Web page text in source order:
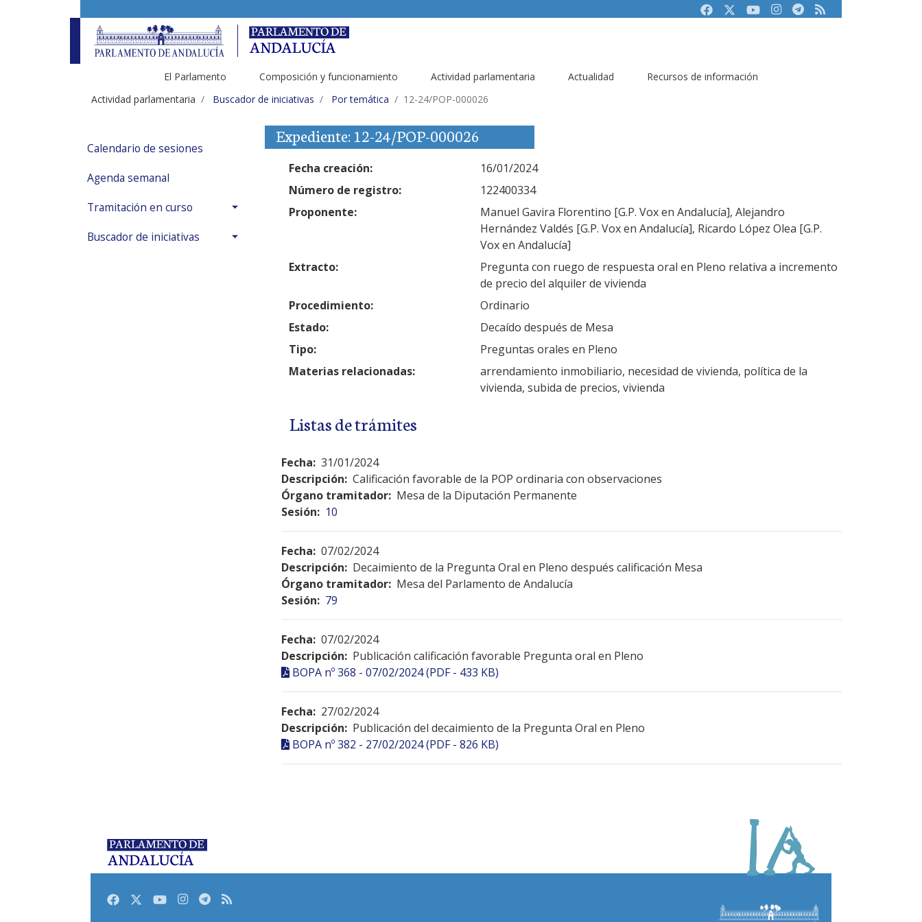
FacebookTwitterYoutubeInstagram
Telegram
RSS
El Parlamento Composición y funcionamiento Actividad parlamentaria Actualidad
Recursos de información
Actividad parlamentaria
Buscador de iniciativas Por temática 12-24/POP-000026
Calendario de sesiones
Agenda semanal
Tramitación en curso
Buscador de iniciativas
Expediente: 12-24/POP-000026
Fecha creación:
16/01/2024
Número de registro:
122400334
Proponente:
Manuel Gavira Florentino [G.P. Vox en Andalucía], Alejandro
Hernández Valdés [G.P. Vox en Andalucía], Ricardo López Olea [G.P.
Vox en Andalucía]
Extracto:
Pregunta con ruego de respuesta oral en Pleno relativa a incremento
de precio del alquiler de vivienda
Procedimiento:
Ordinario
Estado:
Decaído después de Mesa
Tipo:
Preguntas orales en Pleno
Materias relacionadas:
arrendamiento inmobiliario, necesidad de vivienda, política de la
vivienda, subida de precios, vivienda
Listas de trámites
Fecha: 31/01/2024
Descripción: Calificación favorable de la POP ordinaria con observaciones
Órgano tramitador: Mesa de la Diputación Permanente
Sesión: 10
Fecha: 07/02/2024
Descripción: Decaimiento de la Pregunta Oral en Pleno después calificación Mesa
Órgano tramitador: Mesa del Parlamento de Andalucía
Sesión: 79
Fecha: 07/02/2024
Descripción: Publicación calificación favorable Pregunta oral en Pleno
BOPA nº 368 - 07/02/2024 (PDF - 433 KB)
Fecha: 27/02/2024
Descripción: Publicación del decaimiento de la Pregunta Oral en Pleno
BOPA nº 382 - 27/02/2024 (PDF - 826 KB)
FacebookTwitterYoutubeInstagram
Telegram
RSS